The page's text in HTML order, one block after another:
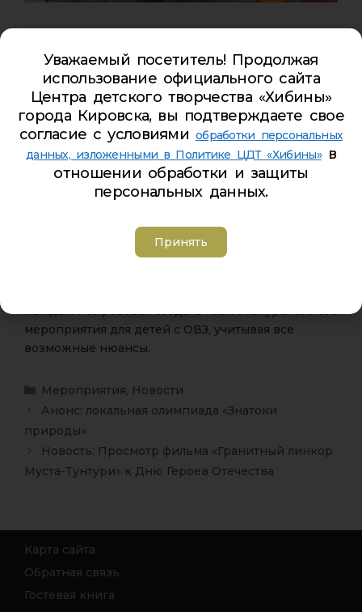
Новость: Муниципальная
акция «Делюсь добром»
09/12/2023 отРоман
С открытым сердцем!
в преддверии начала Декады инвалидов
обучающиесяЦДТ «Хибины» посетилиЦентр
добровольчества и молодежных движений
Волонтеры познакомились с организациями
региона, которые занимаются добровольческой
Каждый попробовал создать план экскурсионного
мероприятия для детей с ОВЗ, учитывая все
возможные нюансы.
Мероприятия, Новости
Анонс: локальная олимпиада «Знатоки
природы»
Новость: Просмотр фильма «Гранитный линкор
Муста-Тунтури» к Дню Героев Отечества
Карта сайта
Обратная связь
Гостевая книга
Уважаемый посетитель! Продолжая
использование официального сайта
Центра детского творчества «Хибины»
города Кировска, вы подтверждаете свое
согласие с условиями обработки персональных
данных, изложенными в Политике ЦДТ «Хибины»в
отношении обработки и защиты
персональных данных.
Принять